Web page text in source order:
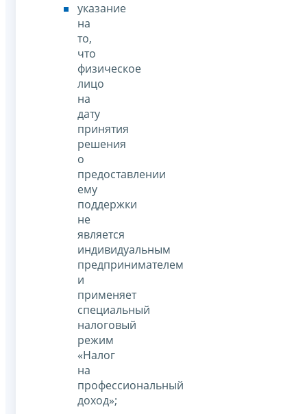
указание
на
то,
что
физическое
лицо
на
дату
принятия
решения
о
предоставлении
ему
поддержки
не
является
индивидуальным
предпринимателем
и
применяет
специальный
налоговый
режим
«Налог
на
профессиональный
доход»;